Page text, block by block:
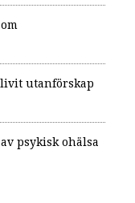
utanförskap
psykisk ohälsa